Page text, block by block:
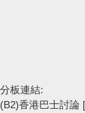
分板連結:
(B2)香港巴士討論